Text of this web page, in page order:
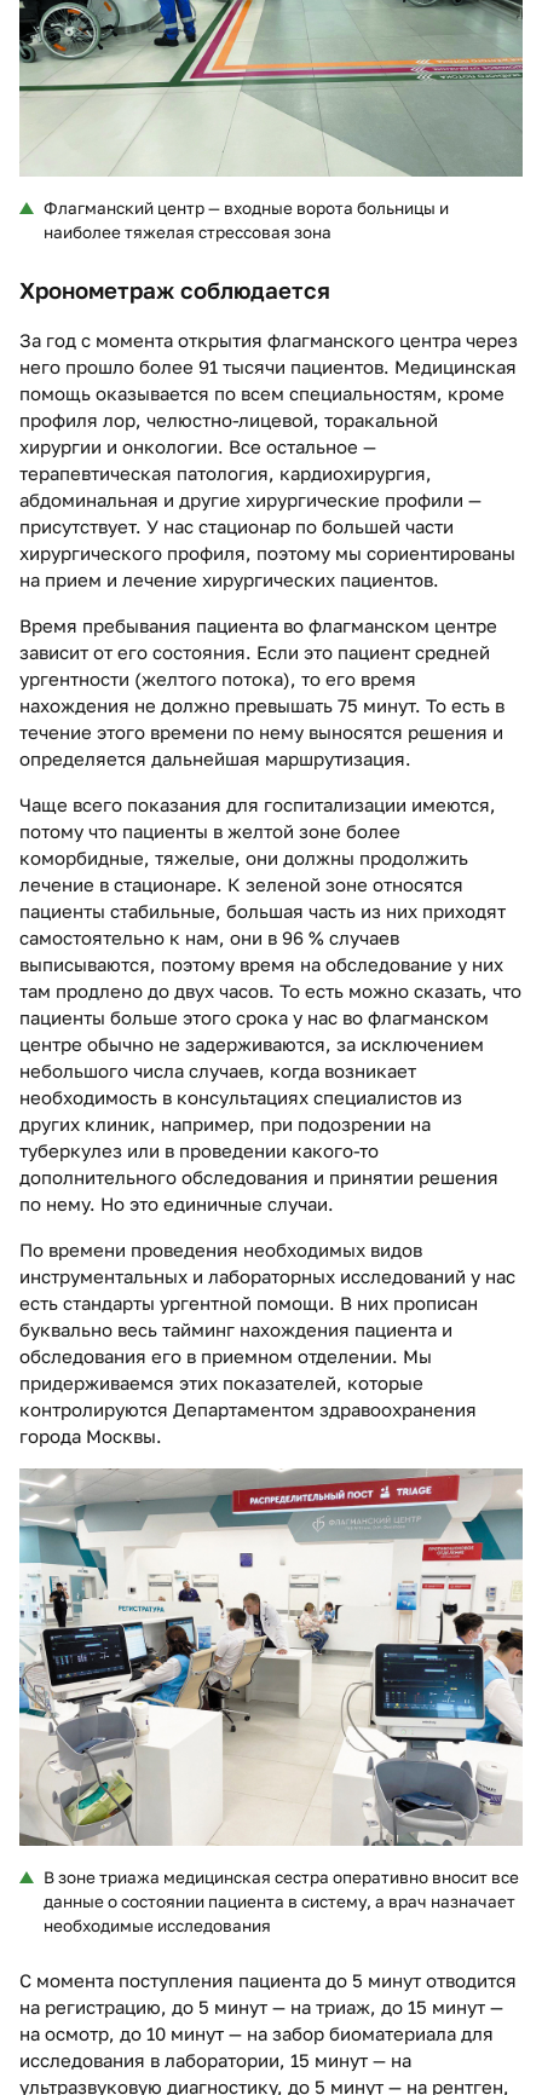
Флагманский центр — входные ворота больницы и
наиболее тяжелая стрессовая зона
Хронометраж соблюдается
За год с момента открытия флагманского центра через
него прошло более 91 тысячи пациентов. Медицинская
помощь оказывается по всем специальностям, кроме
профиля лор, челюстно-лицевой, торакальной
хирургии и онкологии. Все остальное —
терапевтическая патология, кардиохирургия,
абдоминальная и другие хирургические профили —
присутствует. У нас стационар по большей части
хирургического профиля, поэтому мы сориентированы
на прием и лечение хирургических пациентов.
Время пребывания пациента во флагманском центре
зависит от его состояния. Если это пациент средней
ургентности (желтого потока), то его время
нахождения не должно превышать 75 минут. То есть в
течение этого времени по нему выносятся решения и
определяется дальнейшая маршрутизация.
Чаще всего показания для госпитализации имеются,
потому что пациенты в желтой зоне более
коморбидные, тяжелые, они должны продолжить
лечение в стационаре. К зеленой зоне относятся
пациенты стабильные, большая часть из них приходят
самостоятельно к нам, они в 96 % случаев
выписываются, поэтому время на обследование у них
там продлено до двух часов. То есть можно сказать, что
пациенты больше этого срока у нас во флагманском
центре обычно не задерживаются, за исключением
небольшого числа случаев, когда возникает
необходимость в консультациях специалистов из
других клиник, например, при подозрении на
туберкулез или в проведении какого-то
дополнительного обследования и принятии решения
по нему. Но это единичные случаи.
По времени проведения необходимых видов
инструментальных и лабораторных исследований у нас
есть стандарты ургентной помощи. В них прописан
буквально весь тайминг нахождения пациента и
обследования его в приемном отделении. Мы
придерживаемся этих показателей, которые
контролируются Департаментом здравоохранения
города Москвы.
В зоне триажа медицинская сестра оперативно вносит все
данные о состоянии пациента в систему, а врач назначает
необходимые исследования
С момента поступления пациента до 5 минут отводится
на регистрацию, до 5 минут — на триаж, до 15 минут —
на осмотр, до 10 минут — на забор биоматериала для
исследования в лаборатории, 15 минут — на
ультразвуковую диагностику, до 5 минут — на рентген,